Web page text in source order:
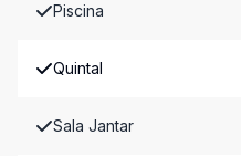
Piscina
Quintal
Sala Jantar